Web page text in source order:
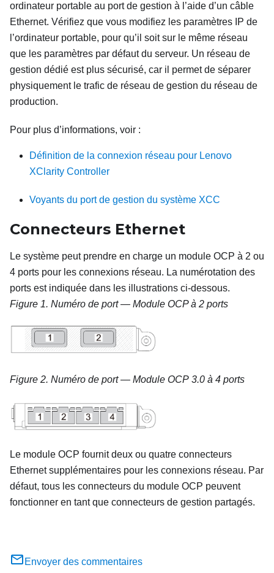
ordinateur portable au port de gestion à l’aide d’un câble
Ethernet. Vérifiez que vous modifiez les paramètres IP de
l’ordinateur portable, pour qu’il soit sur le même réseau
que les paramètres par défaut du serveur. Un réseau de
gestion dédié est plus sécurisé, car il permet de séparer
physiquement le trafic de réseau de gestion du réseau de
production.
Pour plus d’informations, voir :
Définition de la connexion réseau pour Lenovo
XClarity Controller
Voyants du port de gestion du système XCC
Connecteurs Ethernet
Le système peut prendre en charge un module OCP à 2 ou
4 ports pour les connexions réseau. La numérotation des
ports est indiquée dans les illustrations ci-dessous.
Figure 1. Numéro de port — Module OCP à 2 ports
Figure 2. Numéro de port — Module OCP 3.0 à 4 ports
Le module OCP fournit deux ou quatre connecteurs
Ethernet supplémentaires pour les connexions réseau. Par
défaut, tous les connecteurs du module OCP peuvent
fonctionner en tant que connecteurs de gestion partagés.
Envoyer des commentaires